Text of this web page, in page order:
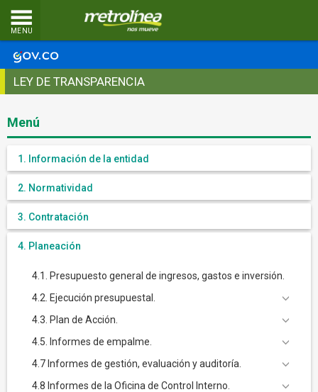
MENU
LEY DE TRANSPARENCIA
Menú
1. Información de la entidad
2. Normatividad
3. Contratación
4. Planeación
4.1. Presupuesto general de ingresos, gastos e inversión.
4.2. Ejecución presupuestal.
4.3. Plan de Acción.
4.5. Informes de empalme.
4.7 Informes de gestión, evaluación y auditoría.
4.8 Informes de la Oficina de Control Interno.